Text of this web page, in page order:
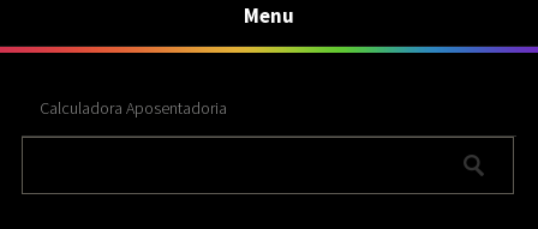
Menu
Calculadora Aposentadoria